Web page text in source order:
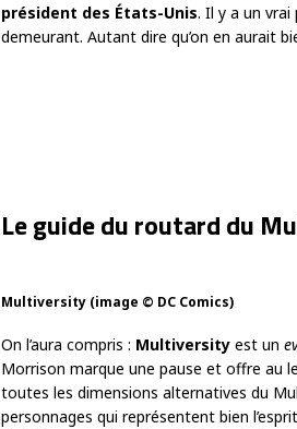
président des États-Unis. Il y a un
demeurant. Autant dire qu’on en aurait
Le guide du routard du
Multiversity (image © DC Comics)
On l’aura compris : Multiversity est un
Morrison marque une pause et offre au
toutes les dimensions alternatives du
personnages qui représentent bien